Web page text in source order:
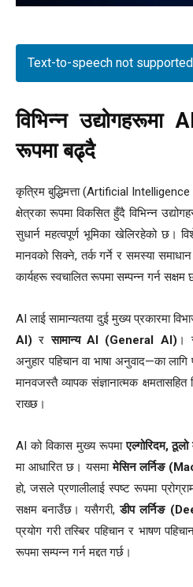
Text-to-speech not
विभिन्न उद्योगहरूमा
रूपमा बढ्दै
कृत्रिम बुद्धिमत्ता (Artificial
क्षेत्रका रूपमा विकसित हुँदै विभिन्न
सुधार्न महत्वपूर्ण भूमिका खेलिरहेको छ।
मानवको सिक्ने, तर्क गर्ने र समस्या
कार्यहरू स्वचालित रूपमा सम्पन्न गर्न सक्षम
AI लाई सामान्यतया दुई मुख्य प्रकारमा
AI) रसामान्य AI (General AI) ।
अनुहार पहिचान वा भाषा अनुवाद—का
मानवजस्तै व्यापक संज्ञानात्मक क्षमतासहित
राख्छ।
AI को विकास मुख्य रूपमाएल्गोरिदम,
मा आधारित छ। यसमामेसिन लर्निङ
हो, जसले प्रणालीलाई स्पष्ट रूपमा
सक्षम बनाउँछ। यसैगरी,डीप लर्निङ
प्रयोग गरी तस्बिर पहिचान र भाषण
रूपमा सम्पन्न गर्न मद्दत गर्छ।